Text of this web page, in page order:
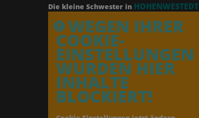
Die kleine Schwester in HOHENWESTEDT
WEGEN IHRER
COOKIE-
EINSTELLUNGEN
WURDEN HIER
INHALTE
BLOCKIERT!